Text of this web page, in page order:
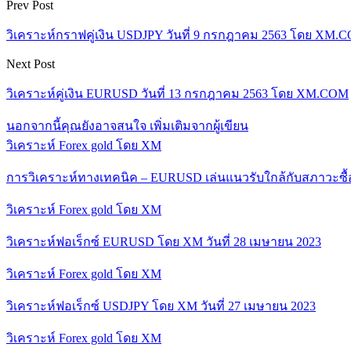
Prev Post
วิเคราะห์กราฟคู่เงิน USDJPY วันที่ 9 กรกฎาคม 2563 โดย
Next Post
วิเคราะห์คู่เงิน EURUSD วันที่ 13 กรกฎาคม 2563 โดย XM.COM
นอกจากนี้คุณยังอาจสนใจ เพิ่มเติมจากผู้เขียน
วิเคราะห์ Forex gold โดย XM
การวิเคราะห์ทางเทคนิค – EURUSD เล่นแนวรับใกล้กับสภาวะซื้
วิเคราะห์ Forex gold โดย XM
วิเคราะห์ฟอเร็กซ์ EURUSD โดย XM วันที่ 28 เมษายน 2023
วิเคราะห์ Forex gold โดย XM
วิเคราะห์ฟอเร็กซ์ USDJPY โดย XM วันที่ 27 เมษายน 2023
วิเคราะห์ Forex gold โดย XM